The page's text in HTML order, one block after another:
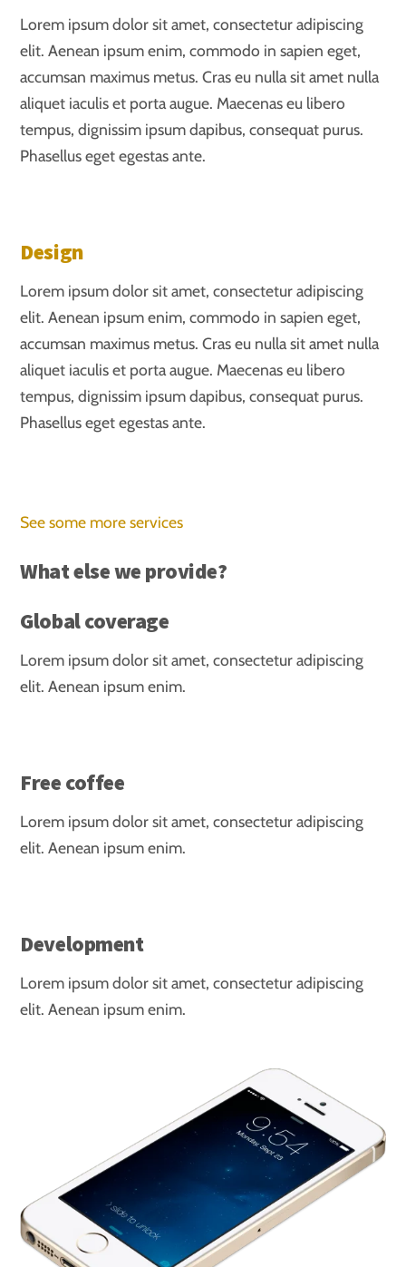
Lorem ipsum dolor sit amet, consectetur adipiscing
elit. Aenean ipsum enim, commodo in sapien eget,
accumsan maximus metus. Cras eu nulla sit amet nulla
aliquet iaculis et porta augue. Maecenas eu libero
tempus, dignissim ipsum dapibus, consequat purus.
Phasellus eget egestas ante.
Design
Lorem ipsum dolor sit amet, consectetur adipiscing
elit. Aenean ipsum enim, commodo in sapien eget,
accumsan maximus metus. Cras eu nulla sit amet nulla
aliquet iaculis et porta augue. Maecenas eu libero
tempus, dignissim ipsum dapibus, consequat purus.
Phasellus eget egestas ante.
See some more services
What else we provide?
Global coverage
Lorem ipsum dolor sit amet, consectetur adipiscing
elit. Aenean ipsum enim.
Free coffee
Lorem ipsum dolor sit amet, consectetur adipiscing
elit. Aenean ipsum enim.
Development
Lorem ipsum dolor sit amet, consectetur adipiscing
elit. Aenean ipsum enim.